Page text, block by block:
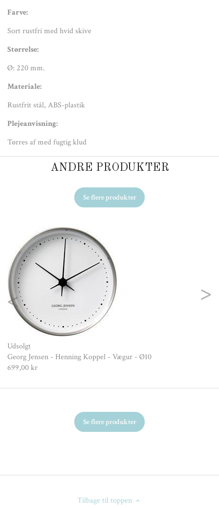
Farve:
Sort rustfri med hvid skive
Størrelse:
Ø: 220 mm.
Materiale:
Rustfrit stål, ABS-plastik
Plejeanvisning:
Tørres af med fugtig klud
ANDRE PRODUKTER
Se flere produkter
Previous
Udsolgt
Georg Jensen - Henning Koppel - Vægur - Ø10
699,00 kr
Se flere produkter
Tilbage til toppen